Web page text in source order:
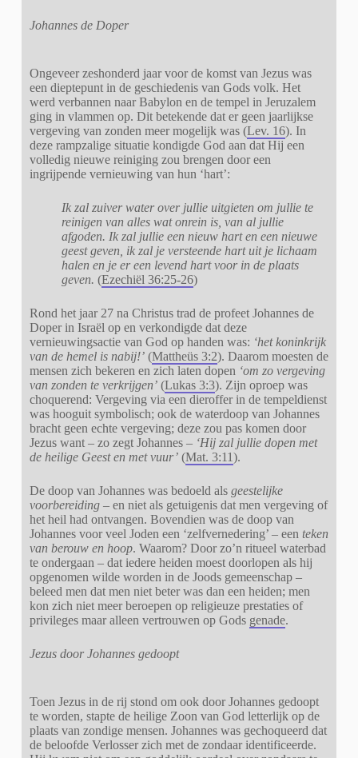
Johannes de Doper
Ongeveer zeshonderd jaar voor de komst van Jezus was
een dieptepunt in de geschiedenis van Gods volk. Het
werd verbannen naar Babylon en de tempel in Jeruzalem
ging in vlammen op. Dit betekende dat er geen jaarlijkse
vergeving van zonden meer mogelijk was (Lev. 16). In
deze rampzalige situatie kondigde God aan dat Hij een
volledig nieuwe reiniging zou brengen door een
ingrijpende vernieuwing van hun ‘hart’:
Ik zal zuiver water over jullie uitgieten om jullie te
reinigen van alles wat onrein is, van al jullie
afgoden. Ik zal jullie een nieuw hart en een nieuwe
geest geven, ik zal je versteende hart uit je lichaam
halen en je er een levend hart voor in de plaats
geven. (Ezechiël 36:25-26)
Rond het jaar 27 na Christus trad de profeet Johannes de
Doper in Israël op en verkondigde dat deze
vernieuwingsactie van God op handen was: ‘het koninkrijk
van de hemel is nabij!’(Mattheüs 3:2). Daarom moesten de
mensen zich bekeren en zich laten dopen ‘om zo vergeving
van zonden te verkrijgen’(Lukas 3:3). Zijn oproep was
choquerend: Vergeving via een dieroffer in de tempeldienst
was hooguit symbolisch; ook de waterdoop van Johannes
bracht geen echte vergeving; deze zou pas komen door
Jezus want – zo zegt Johannes – ‘Hij zal jullie dopen met
de heilige Geest en met vuur’(Mat. 3:11).
De doop van Johannes was bedoeld als geestelijke
voorbereiding– en niet als getuigenis dat men vergeving of
het heil had ontvangen. Bovendien was de doop van
Johannes voor veel Joden een ‘zelfvernedering’ – een teken
van berouw en hoop. Waarom? Door zo’n ritueel waterbad
te ondergaan – dat iedere heiden moest doorlopen als hij
opgenomen wilde worden in de Joods gemeenschap –
beleed men dat men niet beter was dan een heiden; men
kon zich niet meer beroepen op religieuze prestaties of
privileges maar alleen vertrouwen op Gods genade.
Jezus door Johannes gedoopt
Toen Jezus in de rij stond om ook door Johannes gedoopt
te worden, stapte de heilige Zoon van God letterlijk op de
plaats van zondige mensen. Johannes was gechoqueerd dat
de beloofde Verlosser zich met de zondaar identificeerde.